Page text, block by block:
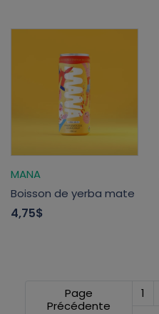
MANA
Boisson de yerba mate
4,75$
Page
Précédente
1